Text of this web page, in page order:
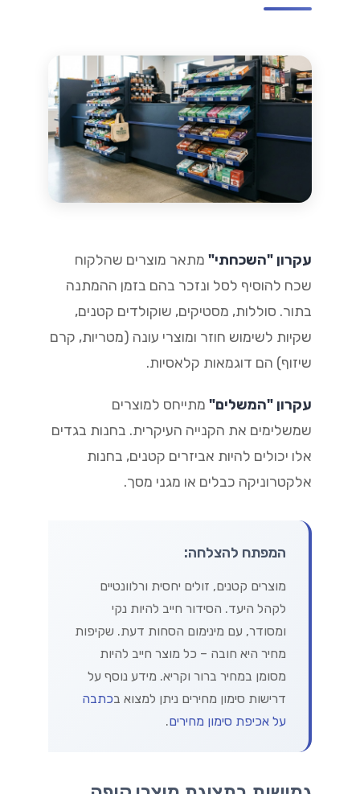
עקרון "השכחתי" מתאר מוצרים שהלקוח
שכח להוסיף לסל ונזכר בהם בזמן ההמתנה
בתור. סוללות, מסטיקים, שוקולדים קטנים,
שקיות לשימוש חוזר ומוצרי עונה (מטריות, קרם
שיזוף) הם דוגמאות קלאסיות.
עקרון "המשלים" מתייחס למוצרים
שמשלימים את הקנייה העיקרית. בחנות בגדים
אלו יכולים להיות אביזרים קטנים, בחנות
אלקטרוניקה כבלים או מגני מסך.
המפתח להצלחה:
מוצרים קטנים, זולים יחסית ורלוונטיים
לקהל היעד. הסידור חייב להיות נקי
ומסודר, עם מינימום הסחות דעת. שקיפות
מחיר היא חובה – כל מוצר חייב להיות
מסומן במחיר ברור וקריא. מידע נוסף על
דרישות סימון מחירים ניתן למצוא בכתבה
על אכיפת סימון מחירים.